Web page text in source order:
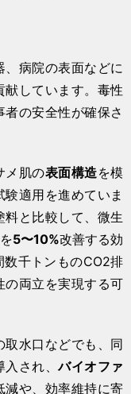
、病院の表面などに
しています。毒性
の安全性が確保さ
メ肌の表面構造を模
適用を進めていま
と比較して、微生
5〜10%改善する効
千トンものCO2排
の両立を実現する可
取水口などでも、同
入され、バイオファ
減や、効率維持に寄